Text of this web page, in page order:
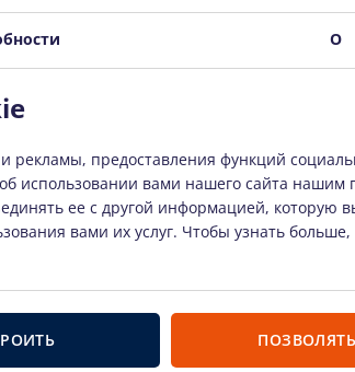
самых известных
временем
работ. Наша
технически
к эксплуатации.
У нас есть
для
О
предоставления функций
использовании вами нашего сайта нашим
ее с другой информацией, которую
вами их услуг. Чтобы узнать